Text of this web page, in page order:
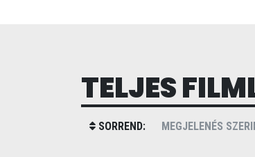
TELJES
SORREND: MEGJELENÉS